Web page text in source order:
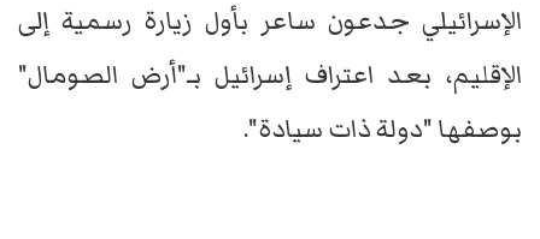
الإسرائيلي جدعون ساعر بأول زيارة رسمية إلى
الإقليم، بعد اعتراف إسرائيل بـ"أرض الصومال"
بوصفها "دولة ذات سيادة".